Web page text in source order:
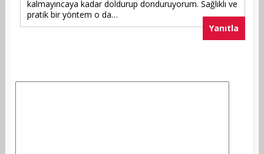
kalmayıncaya kadar doldurup donduruyorum. Sağlıklı ve
pratik bir yöntem o da…
Yanıtla